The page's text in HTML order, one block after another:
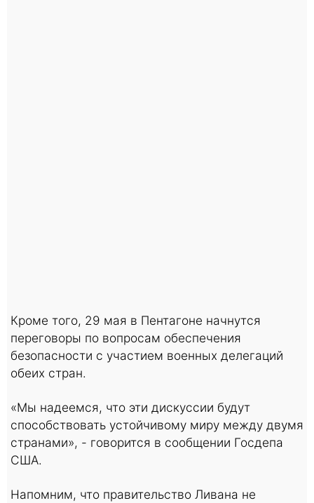
Кроме того, 29 мая в Пентагоне начнутся
переговоры по вопросам обеспечения
безопасности с участием военных делегаций
обеих стран.
«Мы надеемся, что эти дискуссии будут
способствовать устойчивому миру между двумя
странами», - говорится в сообщении Госдепа
США.
Напомним, что правительство Ливана не